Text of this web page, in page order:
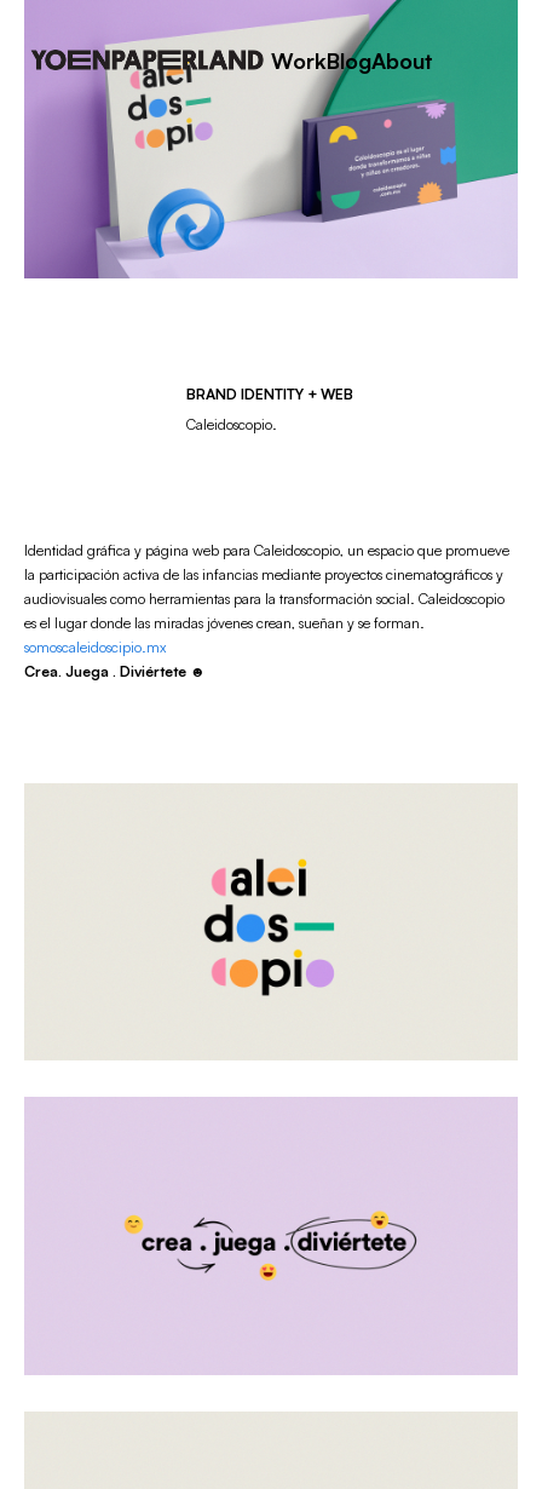
WorkBlogAbout
BRAND IDENTITY + WEB
Caleidoscopio.
Identidad gráfica y página web para Caleidoscopio, un espacio que promueve
la participación activa de las infancias mediante proyectos cinematográficos y
audiovisuales como herramientas para la transformación social. Caleidoscopio
es el lugar donde las miradas jóvenes crean, sueñan y se forman.
somoscaleidoscipio.mx
Crea. Juega . Diviértete ☻